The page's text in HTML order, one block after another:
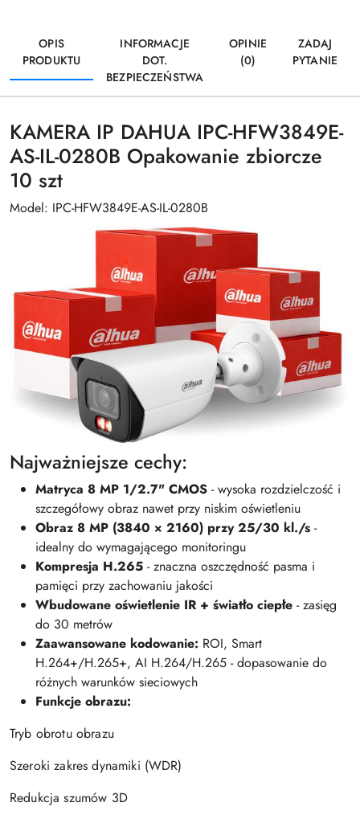
OPIS
PRODUKTU
INFORMACJE
DOT.
BEZPIECZEŃSTWA
OPINIE
(0)
ZADAJ
PYTANIE
KAMERA IP DAHUA IPC-HFW3849E-
AS-IL-0280B Opakowanie zbiorcze
10 szt
Model: IPC-HFW3849E-AS-IL-0280B
Najważniejsze cechy:
Matryca 8 MP 1/2.7" CMOS - wysoka rozdzielczość i
szczegółowy obraz nawet przy niskim oświetleniu
Obraz 8 MP (3840 × 2160) przy 25/30 kl./s -
idealny do wymagającego monitoringu
Kompresja H.265 - znaczna oszczędność pasma i
pamięci przy zachowaniu jakości
Wbudowane oświetlenie IR + światło ciepłe - zasięg
do 30 metrów
Zaawansowane kodowanie: ROI, Smart
H.264+/H.265+, AI H.264/H.265 - dopasowanie do
różnych warunków sieciowych
Funkcje obrazu:
Tryb obrotu obrazu
Szeroki zakres dynamiki (WDR)
Redukcja szumów 3D